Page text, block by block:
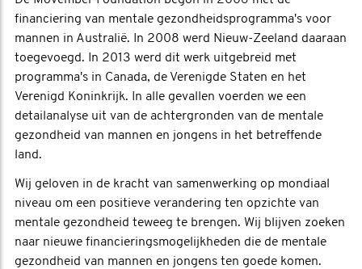
financiering van mentale gezondheidsprogramma's voor
mannen in Australië. In 2008 werd Nieuw-Zeeland daaraan
toegevoegd. In 2013 werd dit werk uitgebreid met
programma's in Canada, de Verenigde Staten en het
Verenigd Koninkrijk. In alle gevallen voerden we een
detailanalyse uit van de achtergronden van de mentale
gezondheid van mannen en jongens in het betreffende
land.
Wij geloven in de kracht van samenwerking op mondiaal
niveau om een positieve verandering ten opzichte van
mentale gezondheid teweeg te brengen. Wij blijven zoeken
naar nieuwe financieringsmogelijkheden die de mentale
gezondheid van mannen en jongens ten goede komen.